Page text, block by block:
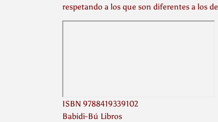
respetando a los que son diferentes a los
ISBN 9788419339102
Babidi-Bú Libros